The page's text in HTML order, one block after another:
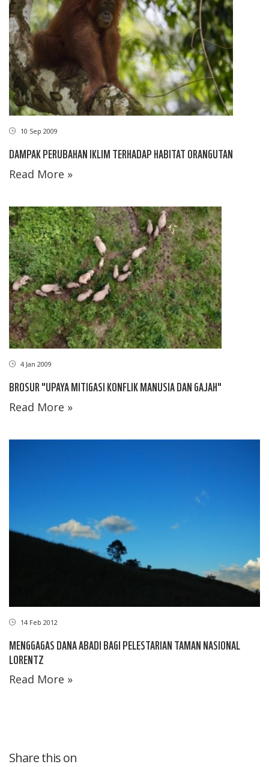
10 Sep 2009
DAMPAK PERUBAHAN IKLIM TERHADAP HABITAT ORANGUTAN
Read More »
4 Jan 2009
BROSUR "UPAYA MITIGASI KONFLIK MANUSIA DAN GAJAH"
Read More »
14 Feb 2012
MENGGAGAS DANA ABADI BAGI PELESTARIAN TAMAN NASIONAL
LORENTZ
Read More »
Share this on